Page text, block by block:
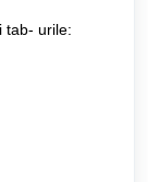
tab- urile: